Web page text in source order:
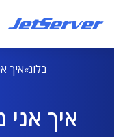
בלוג איך
איך